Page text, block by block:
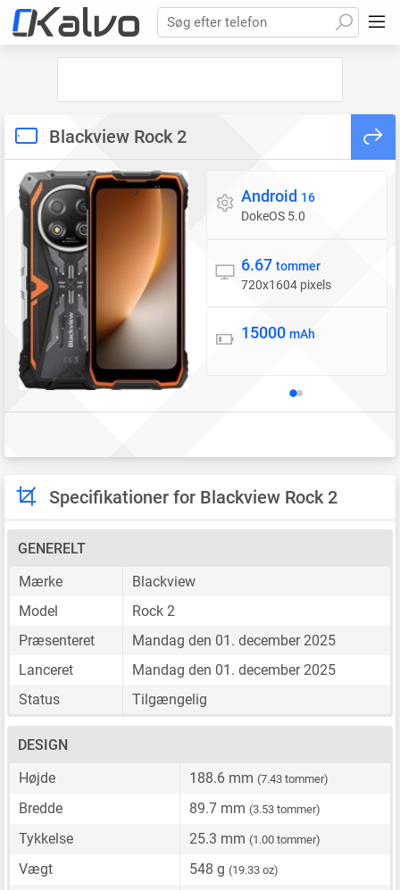
Søg efter telefon
Blackview Rock 2
Styresystem
Android 16
DokeOS 5.0
Skærm
6.67 tommer
720x1604 pixels
Batteri
15000 mAh
Specifikationer for Blackview Rock 2
GENERELT
Mærke
Blackview
Model
Rock 2
Præsenteret
Mandag den 01. december 2025
Lanceret
Mandag den 01. december 2025
Status
Tilgængelig
DESIGN
Højde
188.6 mm (7.43 tommer)
Bredde 89.7 mm (3.53 tommer)
Tykkelse 25.3 mm (1.00 tommer)
Vægt 548 g (19.33 oz)